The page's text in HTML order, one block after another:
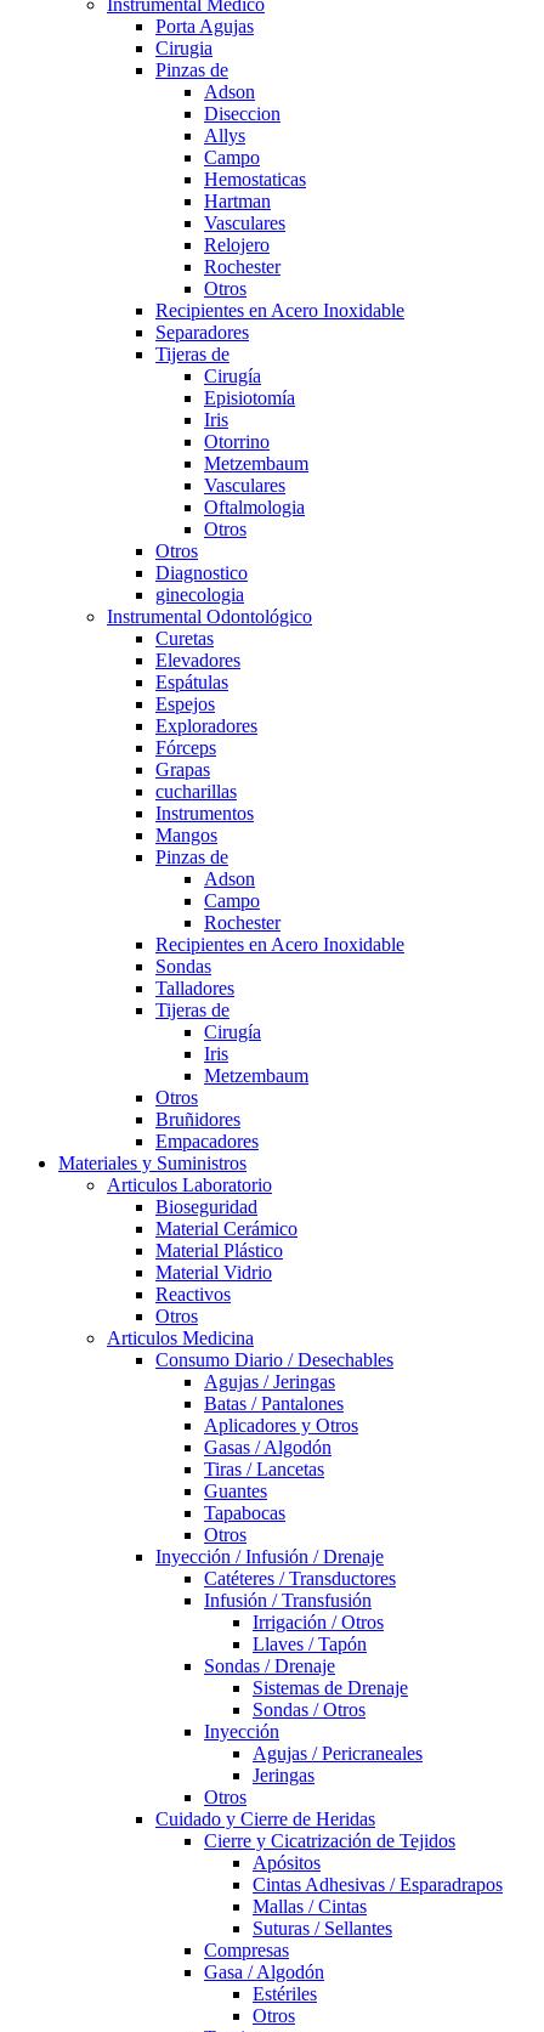
Instrumental Medico
Porta Agujas
Cirugia
Pinzas de
Adson
Diseccion
Allys
Campo
Hemostaticas
Hartman
Vasculares
Relojero
Rochester
Otros
Recipientes en Acero Inoxidable
Separadores
Tijeras de
Cirugía
Episiotomía
Iris
Otorrino
Metzembaum
Vasculares
Oftalmologia
Otros
Otros
Diagnostico
ginecologia
Instrumental Odontológico
Curetas
Elevadores
Espátulas
Espejos
Exploradores
Fórceps
Grapas
cucharillas
Instrumentos
Mangos
Pinzas de
Adson
Campo
Rochester
Recipientes en Acero Inoxidable
Sondas
Talladores
Tijeras de
Cirugía
Iris
Metzembaum
Otros
Bruñidores
Empacadores
Materiales y Suministros
Articulos Laboratorio
Bioseguridad
Material Cerámico
Material Plástico
Material Vidrio
Reactivos
Otros
Articulos Medicina
Consumo Diario / Desechables
Agujas / Jeringas
Batas / Pantalones
Aplicadores y Otros
Gasas / Algodón
Tiras / Lancetas
Guantes
Tapabocas
Otros
Inyección / Infusión / Drenaje
Catéteres / Transductores
Infusión / Transfusión
Irrigación / Otros
Llaves / Tapón
Sondas / Drenaje
Sistemas de Drenaje
Sondas / Otros
Inyección
Agujas / Pericraneales
Jeringas
Otros
Cuidado y Cierre de Heridas
Cierre y Cicatrización de Tejidos
Apósitos
Cintas Adhesivas / Esparadrapos
Mallas / Cintas
Suturas / Sellantes
Compresas
Gasa / Algodón
Estériles
Otros